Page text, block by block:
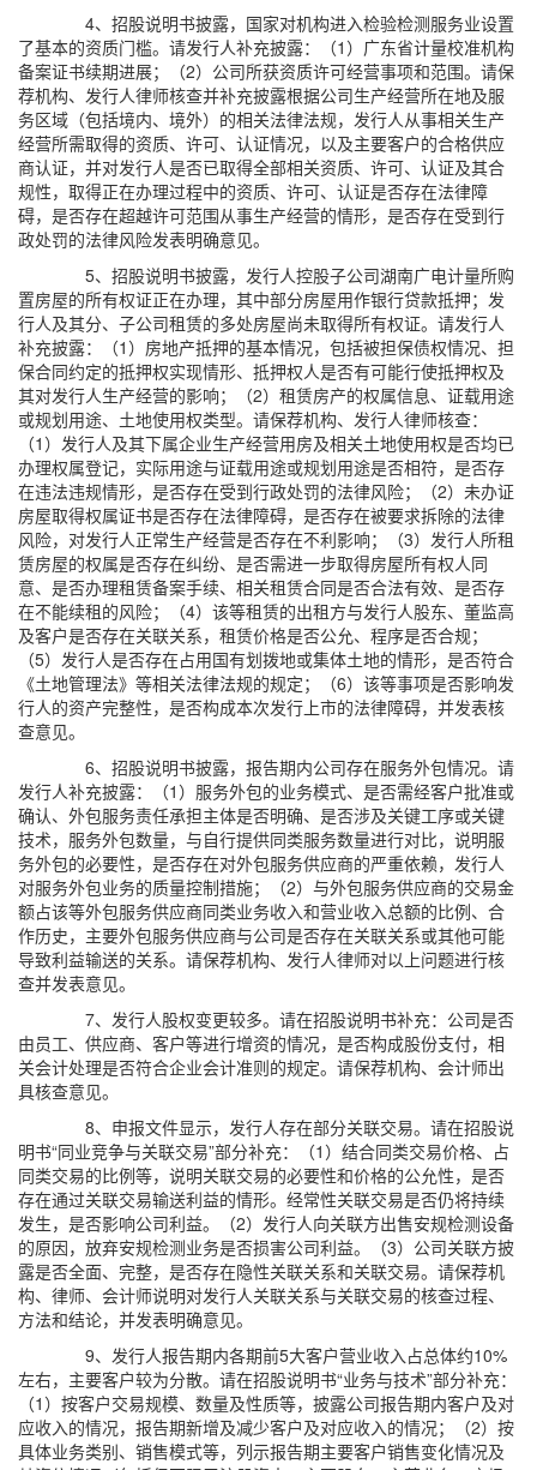
4、招股说明书披露，国家对机构进入检验检测服务业设置
了基本的资质门槛。请发行人补充披露：（1）广东省计量校准机构
备案证书续期进展；（2）公司所获资质许可经营事项和范围。请保
荐机构、发行人律师核查并补充披露根据公司生产经营所在地及服
务区域（包括境内、境外）的相关法律法规，发行人从事相关生产
经营所需取得的资质、许可、认证情况，以及主要客户的合格供应
商认证，并对发行人是否已取得全部相关资质、许可、认证及其合
规性，取得正在办理过程中的资质、许可、认证是否存在法律障
碍，是否存在超越许可范围从事生产经营的情形，是否存在受到行
政处罚的法律风险发表明确意见。
5、招股说明书披露，发行人控股子公司湖南广电计量所购
置房屋的所有权证正在办理，其中部分房屋用作银行贷款抵押；发
行人及其分、子公司租赁的多处房屋尚未取得所有权证。请发行人
补充披露：（1）房地产抵押的基本情况，包括被担保债权情况、担
保合同约定的抵押权实现情形、抵押权人是否有可能行使抵押权及
其对发行人生产经营的影响；（2）租赁房产的权属信息、证载用途
或规划用途、土地使用权类型。请保荐机构、发行人律师核查：
（1）发行人及其下属企业生产经营用房及相关土地使用权是否均已
办理权属登记，实际用途与证载用途或规划用途是否相符，是否存
在违法违规情形，是否存在受到行政处罚的法律风险；（2）未办证
房屋取得权属证书是否存在法律障碍，是否存在被要求拆除的法律
风险，对发行人正常生产经营是否存在不利影响；（3）发行人所租
赁房屋的权属是否存在纠纷、是否需进一步取得房屋所有权人同
意、是否办理租赁备案手续、相关租赁合同是否合法有效、是否存
在不能续租的风险；（4）该等租赁的出租方与发行人股东、董监高
及客户是否存在关联关系，租赁价格是否公允、程序是否合规；
（5）发行人是否存在占用国有划拨地或集体土地的情形，是否符合
《土地管理法》等相关法律法规的规定；（6）该等事项是否影响发
行人的资产完整性，是否构成本次发行上市的法律障碍，并发表核
查意见。
6、招股说明书披露，报告期内公司存在服务外包情况。请
发行人补充披露：（1）服务外包的业务模式、是否需经客户批准或
确认、外包服务责任承担主体是否明确、是否涉及关键工序或关键
技术，服务外包数量，与自行提供同类服务数量进行对比，说明服
务外包的必要性，是否存在对外包服务供应商的严重依赖，发行人
对服务外包业务的质量控制措施；（2）与外包服务供应商的交易金
额占该等外包服务供应商同类业务收入和营业收入总额的比例、合
作历史，主要外包服务供应商与公司是否存在关联关系或其他可能
导致利益输送的关系。请保荐机构、发行人律师对以上问题进行核
查并发表意见。
7、发行人股权变更较多。请在招股说明书补充：公司是否
由员工、供应商、客户等进行增资的情况，是否构成股份支付，相
关会计处理是否符合企业会计准则的规定。请保荐机构、会计师出
具核查意见。
8、申报文件显示，发行人存在部分关联交易。请在招股说
明书“同业竞争与关联交易”部分补充：（1）结合同类交易价格、占
同类交易的比例等，说明关联交易的必要性和价格的公允性，是否
存在通过关联交易输送利益的情形。经常性关联交易是否仍将持续
发生，是否影响公司利益。（2）发行人向关联方出售安规检测设备
的原因，放弃安规检测业务是否损害公司利益。（3）公司关联方披
露是否全面、完整，是否存在隐性关联关系和关联交易。请保荐机
构、律师、会计师说明对发行人关联关系与关联交易的核查过程、
方法和结论，并发表明确意见。
9、发行人报告期内各期前5大客户营业收入占总体约10%
左右，主要客户较为分散。请在招股说明书“业务与技术”部分补充：
（1）按客户交易规模、数量及性质等，披露公司报告期内客户及对
应收入的情况，报告期新增及减少客户及对应收入的情况；（2）按
具体业务类别、销售模式等，列示报告期主要客户销售变化情况及